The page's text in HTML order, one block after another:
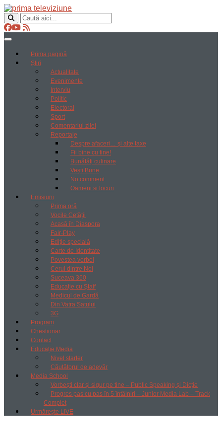
Prima pagină
Știri
Actualitate
Evenimente
Interviu
Politic
Electoral
Sport
Comentariul zilei
Reportaje
Despre afaceri… și alte taxe
Fii bine cu tine!
Bunătăți culinare
Vești Bune
No comment
Oameni si locuri
Emisiuni
Prima oră
Vocile Cetății
Acasă în Diaspora
Fair-Play
Ediție specială
Carte de Identitate
Povestea vorbei
Cerul dintre Noi
Suceava 360
Educație cu Ștaif
Medicul de Gardă
Din Vatra Satului
3G
Program
Chestionar
Contact
Educație Media
Nivel starter
Căutătorul de adevăr
Media School
Vorbești clar și sigur pe tine – Public Speaking și Dicție
Progres pas cu pas în 5 întâlniri – Junior Media Lab – Track
Complet
Urmărește LIVE